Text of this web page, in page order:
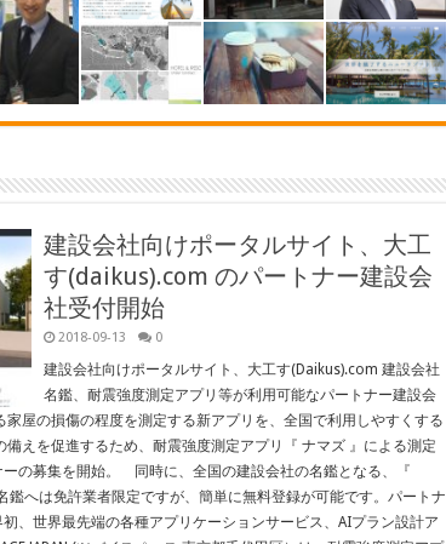
建設会社向けポータルサイト、大工
す(daikus).com のパートナー建設会
社受付開始
2018-09-13 0
建設会社向けポータルサイト、大工す(Daikus).com 建設会社
名鑑、耐震強度測定アプリ等が利用可能なパートナー建設会
屋の損傷の程度を測定する新アプリを、全国で利用しやすくする
えを促進するため、耐震強度測定アプリ『 ナマズ 』による測定
の募集を開始。 同時に、全国の建設会社の名鑑となる、『
へは免許業者限定ですが、簡単に無料登録が可能です。パートナ
、世界最先端の各種アプリケーションサービス、AIプラン設計ア